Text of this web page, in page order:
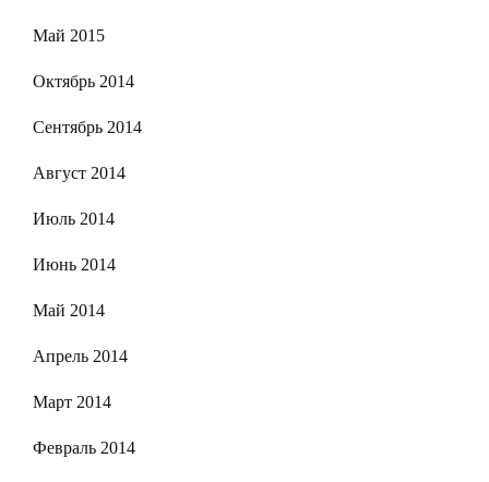
Май 2015
Октябрь 2014
Сентябрь 2014
Август 2014
Июль 2014
Июнь 2014
Май 2014
Апрель 2014
Март 2014
Февраль 2014